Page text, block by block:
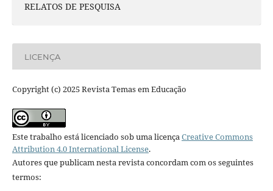
RELATOS DE PESQUISA
LICENÇA
Copyright (c) 2025 Revista Temas em Educação
Este trabalho está licenciado sob uma licençaCreative Commons
Attribution 4.0 International License.
Autores que publicam nesta revista concordam com os seguintes
termos: